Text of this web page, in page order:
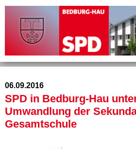
06.09.2016
SPD in Bedburg-Hau
Umwandlung der
Gesamtschule